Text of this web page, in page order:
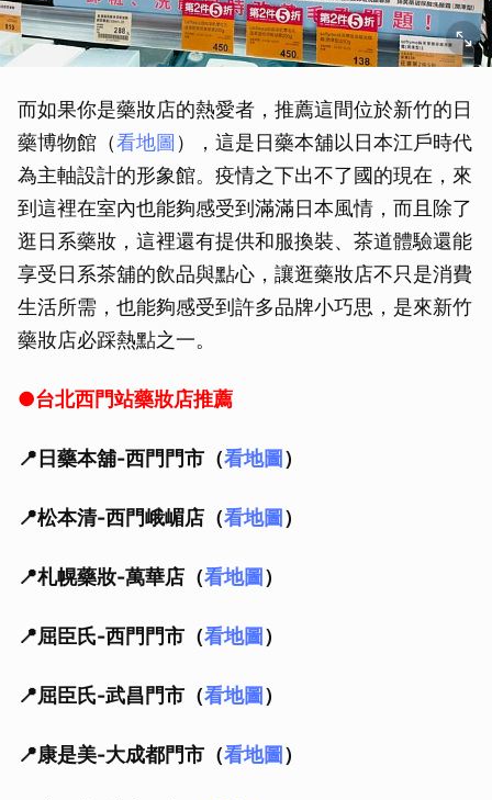
而如果你是藥妝店的熱愛者，推薦這間位於新竹的日
藥博物館（看地圖 ），這是日藥本舖以日本江戶時代
為主軸設計的形象館。疫情之下出不了國的現在，來
到這裡在室內也能夠感受到滿滿日本風情，而且除了
逛日系藥妝，這裡還有提供和服換裝、茶道體驗還能
享受日系茶舖的飲品與點心，讓逛藥妝店不只是消費
生活所需，也能夠感受到許多品牌小巧思，是來新竹
藥妝店必踩熱點之一。
●台北西門站藥妝店推薦
📍日藥本舖-西門門市（看地圖）
📍松本清-西門峨嵋店（看地圖）
📍札幌藥妝-萬華店（看地圖）
📍屈臣氏-西門門市（看地圖）
📍屈臣氏-武昌門市（看地圖）
📍康是美-大成都門市（看地圖）